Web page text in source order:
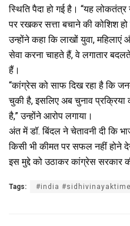
स्थिति पैदा हो गई है। “यह लोकतंत्र
पर रखकर सत्ता बचाने की कोशिश हो
उन्होंने कहा कि लाखों युवा, महिलाएं
सेवा करना चाहते हैं, वे लगातार
हैं।
“कांग्रेस को साफ दिख रहा है कि
चुकी है, इसलिए अब चुनाव प्रक्रिया
है,” उन्होंने आरोप लगाया।
अंत में डॉ. बिंदल ने चेतावनी दी कि
किसी भी कीमत पर सफल नहीं
इस मुद्दे को उठाकर कांग्रेस सरकार
Tags: #india